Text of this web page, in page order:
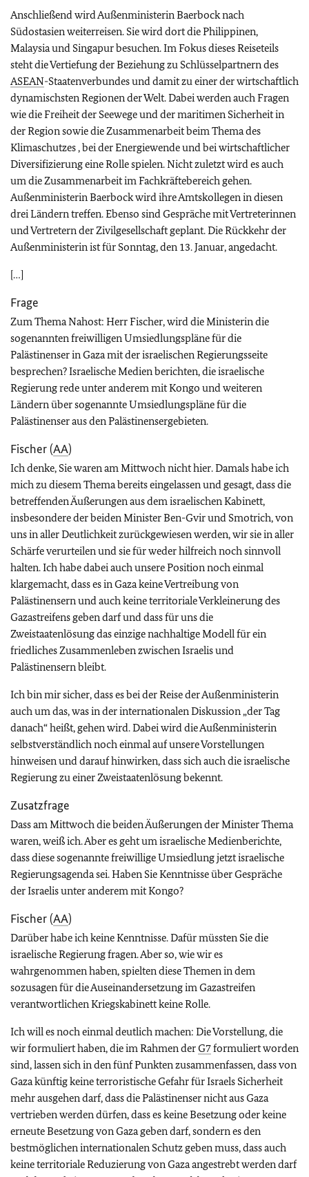
Anschließend wird Außenministerin Baerbock nach
Südostasien weiterreisen. Sie wird dort die Philippinen,
Malaysia und Singapur besuchen. Im Fokus dieses Reiseteils
steht die Vertiefung der Beziehung zu Schlüsselpartnern des
ASEAN-Staatenverbundes und damit zu einer der wirtschaftlich
dynamischsten Regionen der Welt. Dabei werden auch Fragen
wie die Freiheit der Seewege und der maritimen Sicherheit in
der Region sowie die Zusammenarbeit beim Thema des
Klimaschutzes , bei der Energiewende und bei wirtschaftlicher
Diversifizierung eine Rolle spielen. Nicht zuletzt wird es auch
um die Zusammenarbeit im Fachkräftebereich gehen.
Außenministerin Baerbock wird ihre Amtskollegen in diesen
drei Ländern treffen. Ebenso sind Gespräche mit Vertreterinnen
und Vertretern der Zivilgesellschaft geplant. Die Rückkehr der
Außenministerin ist für Sonntag, den 13. Januar, angedacht.
[…]
Frage
Zum Thema Nahost: Herr Fischer, wird die Ministerin die
sogenannten freiwilligen Umsiedlungspläne für die
Palästinenser in Gaza mit der israelischen Regierungsseite
besprechen? Israelische Medien berichten, die israelische
Regierung rede unter anderem mit Kongo und weiteren
Ländern über sogenannte Umsiedlungspläne für die
Palästinenser aus den Palästinensergebieten.
Fischer (AA)
Ich denke, Sie waren am Mittwoch nicht hier. Damals habe ich
mich zu diesem Thema bereits eingelassen und gesagt, dass die
betreffenden Äußerungen aus dem israelischen Kabinett,
insbesondere der beiden Minister Ben-Gvir und Smotrich, von
uns in aller Deutlichkeit zurückgewiesen werden, wir sie in aller
Schärfe verurteilen und sie für weder hilfreich noch sinnvoll
halten. Ich habe dabei auch unsere Position noch einmal
klargemacht, dass es in Gaza keine Vertreibung von
Palästinensern und auch keine territoriale Verkleinerung des
Gazastreifens geben darf und dass für uns die
Zweistaatenlösung das einzige nachhaltige Modell für ein
friedliches Zusammenleben zwischen Israelis und
Palästinensern bleibt.
Ich bin mir sicher, dass es bei der Reise der Außenministerin
auch um das, was in der internationalen Diskussion „der Tag
danach“ heißt, gehen wird. Dabei wird die Außenministerin
selbstverständlich noch einmal auf unsere Vorstellungen
hinweisen und darauf hinwirken, dass sich auch die israelische
Regierung zu einer Zweistaatenlösung bekennt.
Zusatzfrage
Dass am Mittwoch die beiden Äußerungen der Minister Thema
waren, weiß ich. Aber es geht um israelische Medienberichte,
dass diese sogenannte freiwillige Umsiedlung jetzt israelische
Regierungsagenda sei. Haben Sie Kenntnisse über Gespräche
der Israelis unter anderem mit Kongo?
Fischer (AA)
Darüber habe ich keine Kenntnisse. Dafür müssten Sie die
israelische Regierung fragen. Aber so, wie wir es
wahrgenommen haben, spielten diese Themen in dem
sozusagen für die Auseinandersetzung im Gazastreifen
verantwortlichen Kriegskabinett keine Rolle.
Ich will es noch einmal deutlich machen: Die Vorstellung, die
wir formuliert haben, die im Rahmen derG7formuliert worden
sind, lassen sich in den fünf Punkten zusammenfassen, dass von
Gaza künftig keine terroristische Gefahr für Israels Sicherheit
mehr ausgehen darf, dass die Palästinenser nicht aus Gaza
vertrieben werden dürfen, dass es keine Besetzung oder keine
erneute Besetzung von Gaza geben darf, sondern es den
bestmöglichen internationalen Schutz geben muss, dass auch
keine territoriale Reduzierung von Gaza angestrebt werden darf